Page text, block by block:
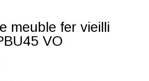
meuble fer vieilli
VO